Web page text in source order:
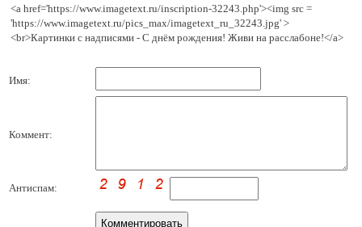
<a href='https://www.imagetext.ru/inscription-32243.php'><img src =
'https://www.imagetext.ru/pics_max/imagetext_ru_32243.jpg' >
<br>Картинки с надписями - С днём рождения! Живи на расслабоне!</a>
Имя:
Коммент:
Антиспам: